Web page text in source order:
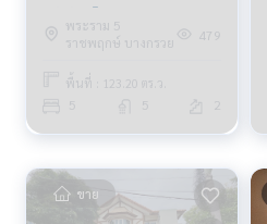
พระราม 5
พระราม 5
ราชพฤกษ์ บางกรวย
479
พื้นที่ : 123.20 ตร.ว.
5 5 2
ขาย